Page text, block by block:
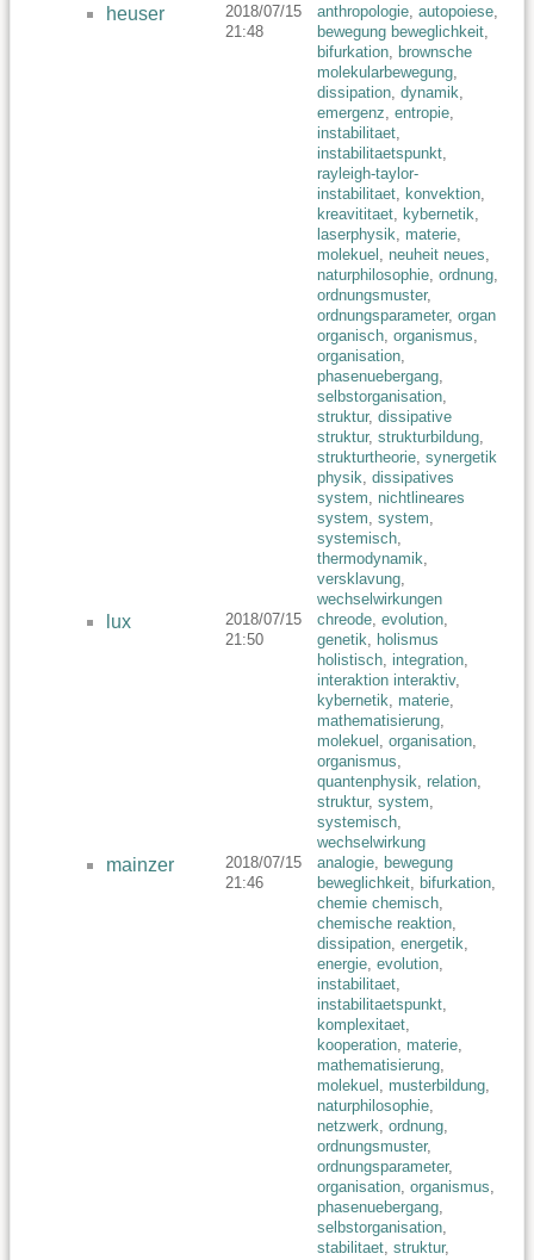
heuser
2018/07/15
21:48
anthropologie, autopoiese,
bewegung beweglichkeit,
bifurkation, brownsche
molekularbewegung,
dissipation, dynamik,
emergenz, entropie,
instabilitaet,
instabilitaetspunkt,
rayleigh-taylor-
instabilitaet, konvektion,
kreavititaet, kybernetik,
laserphysik, materie,
molekuel , neuheit neues,
naturphilosophie, ordnung,
ordnungsmuster,
ordnungsparameter, organ
organisch, organismus,
organisation,
phasenuebergang,
selbstorganisation,
struktur, dissipative
struktur, strukturbildung,
strukturtheorie, synergetik
physik, dissipatives
system, nichtlineares
system, system,
systemisch,
thermodynamik,
versklavung,
wechselwirkungen
lux
2018/07/15
21:50
chreode, evolution,
genetik, holismus
holistisch, integration,
interaktion interaktiv,
kybernetik, materie,
mathematisierung,
molekuel , organisation,
organismus,
quantenphysik, relation,
struktur, system,
systemisch,
wechselwirkung
mainzer
2018/07/15
21:46
analogie, bewegung
beweglichkeit, bifurkation,
chemie chemisch,
chemische reaktion,
dissipation, energetik,
energie, evolution,
instabilitaet,
instabilitaetspunkt,
komplexitaet,
kooperation, materie,
mathematisierung,
molekuel , musterbildung,
naturphilosophie,
netzwerk, ordnung,
ordnungsmuster,
ordnungsparameter,
organisation, organismus,
phasenuebergang,
selbstorganisation,
stabilitaet, struktur,